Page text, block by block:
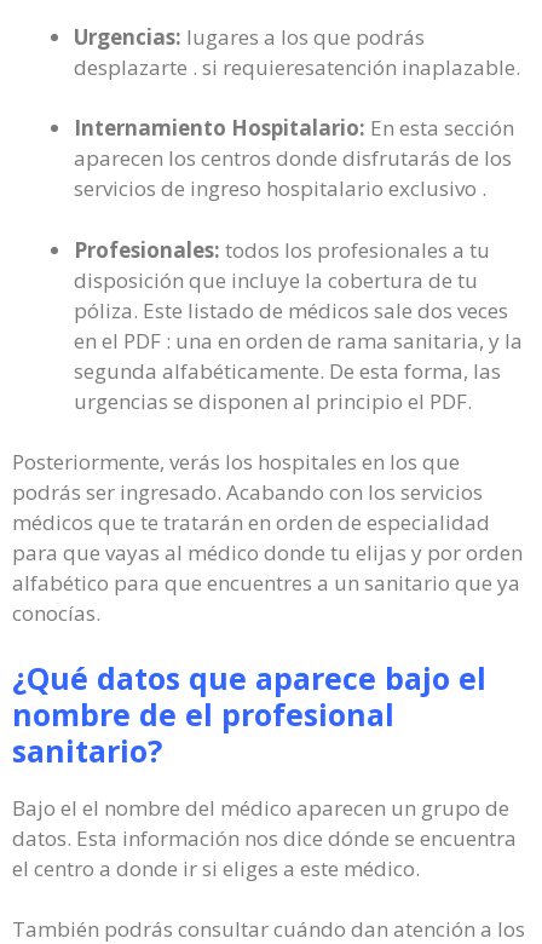
Urgencias: lugares a los que podrás
desplazarte . si requieresatención inaplazable.
Internamiento Hospitalario: En esta sección
aparecen los centros donde disfrutarás de los
servicios de ingreso hospitalario exclusivo .
Profesionales: todos los profesionales a tu
disposición que incluye la cobertura de tu
póliza. Este listado de médicos sale dos veces
en el PDF : una en orden de rama sanitaria, y la
segunda alfabéticamente. De esta forma, las
urgencias se disponen al principio el PDF.
Posteriormente, verás los hospitales en los que
podrás ser ingresado. Acabando con los servicios
médicos que te tratarán en orden de especialidad
para que vayas al médico donde tu elijas y por orden
alfabético para que encuentres a un sanitario que ya
conocías.
¿Qué datos que aparece bajo el
nombre de el profesional
sanitario?
Bajo el el nombre del médico aparecen un grupo de
datos. Esta información nos dice dónde se encuentra
el centro a donde ir si eliges a este médico.
También podrás consultar cuándo dan atención a los